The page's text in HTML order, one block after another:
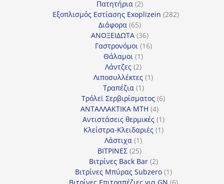
Πατητήρια 22
προϊόντα
Εξοπλισμός Εστίασης Exoplizein 282282
Διάφορα 6565
προϊόντα
ΑΝΟΞΕΙΔΩΤΑ 3636
προϊόντα
Γαστρονόμοι 1616
Θάλαμοι 11
προϊόν
Λάντζες 22
προϊόντα
Λιποσυλλέκτες 11
Τραπέζια 11
προϊόν
Τρόλεϊ Σερβιρίσματος 66
ΑΝΤΑΛΛΑΚΤΙΚΑ MTH 44
προϊόντα
Αντιστάσεις θερμικές 11
προϊόν
Κλείστρα-Κλειδαριές 11
Λάστιχα 11
προϊόν
ΒΙΤΡΙΝΕΣ 2525
προϊόντα
Βιτρίνες Back Bar 22
προϊόντα
Βιτρίνες Mπύρας Subzero 11
προϊόν
Βιτρίνες Επιτραπέζιες για GN 66